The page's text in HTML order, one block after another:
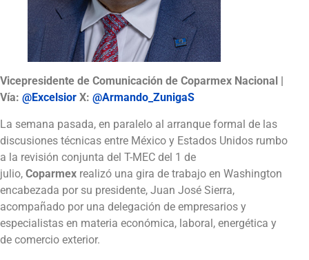
Vicepresidente de Comunicación de Coparmex Nacional |
Vía: @Excelsior X: @Armando_ZunigaS
La semana pasada, en paralelo al arranque formal de las
discusiones técnicas entre México y Estados Unidos rumbo
a la revisión conjunta del T-MEC del 1 de
julio, Coparmex realizó una gira de trabajo en Washington
encabezada por su presidente, Juan José Sierra,
acompañado por una delegación de empresarios y
especialistas en materia económica, laboral, energética y
de comercio exterior.